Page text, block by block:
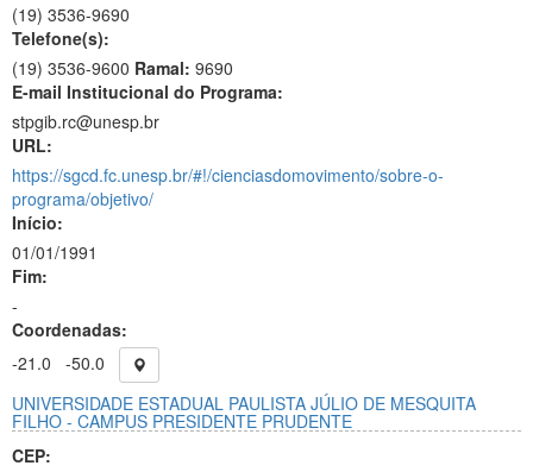
(19) 3536-9690
Telefone(s):
(19) 3536-9600 Ramal: 9690
E-mail Institucional do Programa:
stpgib.rc@unesp.br
URL:
https://sgcd.fc.unesp.br/#!/cienciasdomovimento/sobre-o-
programa/objetivo/
Início:
01/01/1991
Fim:
-
Coordenadas:
-21.0
-50.0
UNIVERSIDADE ESTADUAL PAULISTA JÚLIO DE MESQUITA
FILHO - CAMPUS PRESIDENTE PRUDENTE
CEP: